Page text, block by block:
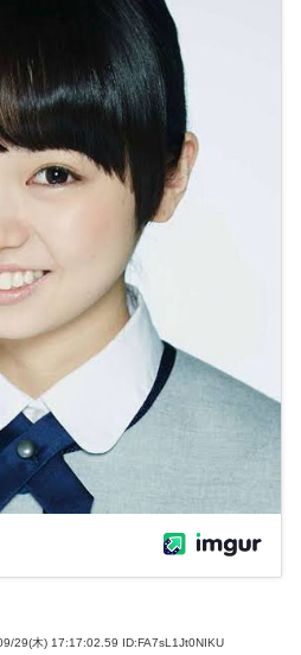
29(木) 17:17:02.59 ID:FA7sL1Jt0NIKU